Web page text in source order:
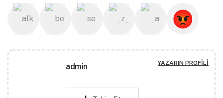
admin YAZARIN PROFILI